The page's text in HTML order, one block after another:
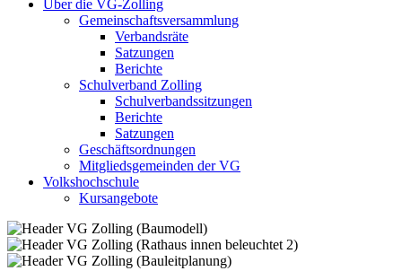
Über die VG-Zolling
Gemeinschaftsversammlung
Verbandsräte
Satzungen
Berichte
Schulverband Zolling
Schulverbandssitzungen
Berichte
Satzungen
Geschäftsordnungen
Mitgliedsgemeinden der VG
Volkshochschule
Kursangebote